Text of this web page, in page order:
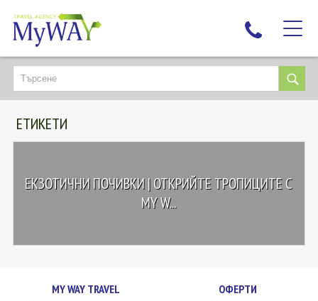
НАЙ-ТЪРСЕНИ
ДЕСТИНАЦИИ
ЕКЗОТИЧНИ ПОЧИВКИ
ЛЮБОПИТНО
КОНТАКТИ
ЕТИКЕТИ
ЕКЗОТИЧНИ ПОЧИВКИ | ОТКРИЙТЕ ТРОПИЦИТЕ С
MY W...
MY WAY TRAVEL ОФЕРТИ